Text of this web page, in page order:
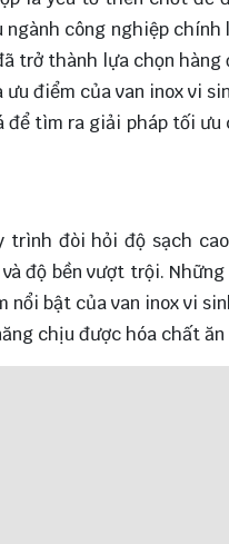
công nghiệp chính
trở thành lựa chọn hàng
điểm của van inox vi
để tìm ra giải pháp tối ưu
đòi hỏi độ sạch
độ bền vượt trội. Những
nổi bật của van inox vi
chịu được hóa chất ăn